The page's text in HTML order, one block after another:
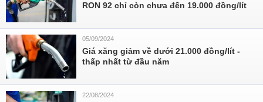
RON 92 chỉ còn chưa đến 19.000 đồng/lít
05/09/2024
Giá xăng giảm về dưới 21.000 đồng/lít -
thấp nhất từ đầu năm
22/08/2024